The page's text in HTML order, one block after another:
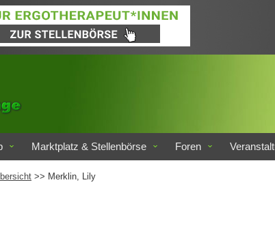
Marktplatz & Stellenbörse Foren
>> Merklin, Lily